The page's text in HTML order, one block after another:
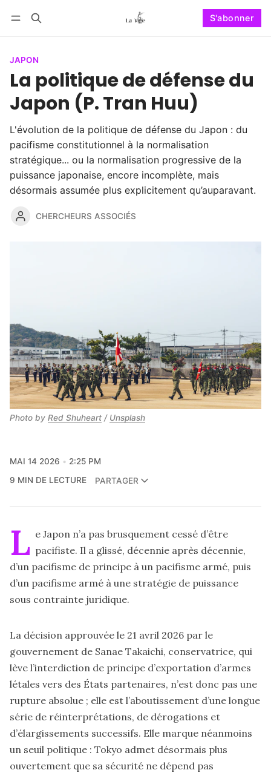
S'abonner
JAPON
La politique de défense du
Japon (P. Tran Huu)
L'évolution de la politique de défense du Japon : du
pacifisme constitutionnel à la normalisation
stratégique... ou la normalisation progressive de la
puissance japonaise, encore incomplète, mais
désormais assumée plus explicitement qu’auparavant.
CHERCHEURS ASSOCIÉS
Photo by Red Shuheart / Unsplash
MAI 14 2026
2:25 PM
9 MIN DE LECTURE
PARTAGER
L e Japon n’a pas brusquement cessé d’être
pacifiste. Il a glissé, décennie après décennie,
d’un pacifisme de principe à un pacifisme armé, puis
d’un pacifisme armé à une stratégie de puissance
sous contrainte juridique.
La décision approuvée le 21 avril 2026 par le
gouvernement de Sanae Takaichi, conservatrice, qui
lève l’interdiction de principe d’exportation d’armes
létales vers des États partenaires, n’est donc pas une
rupture absolue ; elle est l’aboutissement d’une longue
série de réinterprétations, de dérogations et
d’élargissements successifs. Elle marque néanmoins
un seuil politique : Tokyo admet désormais plus
ouvertement que sa sécurité ne dépend pas